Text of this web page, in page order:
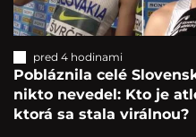
pred 4 hodinami
Pobláznila celé
nikto nevedel: Kto je
ktorá sa stala virálnou?